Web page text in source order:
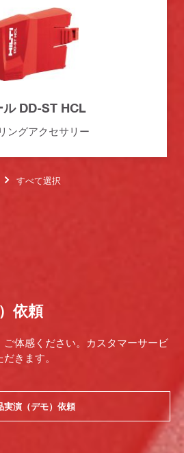
ル DD-ST HCL
ングアクセサリー
すべて選択
依頼
体感ください。カスタマーサービ
きます。
実演（デモ）依頼